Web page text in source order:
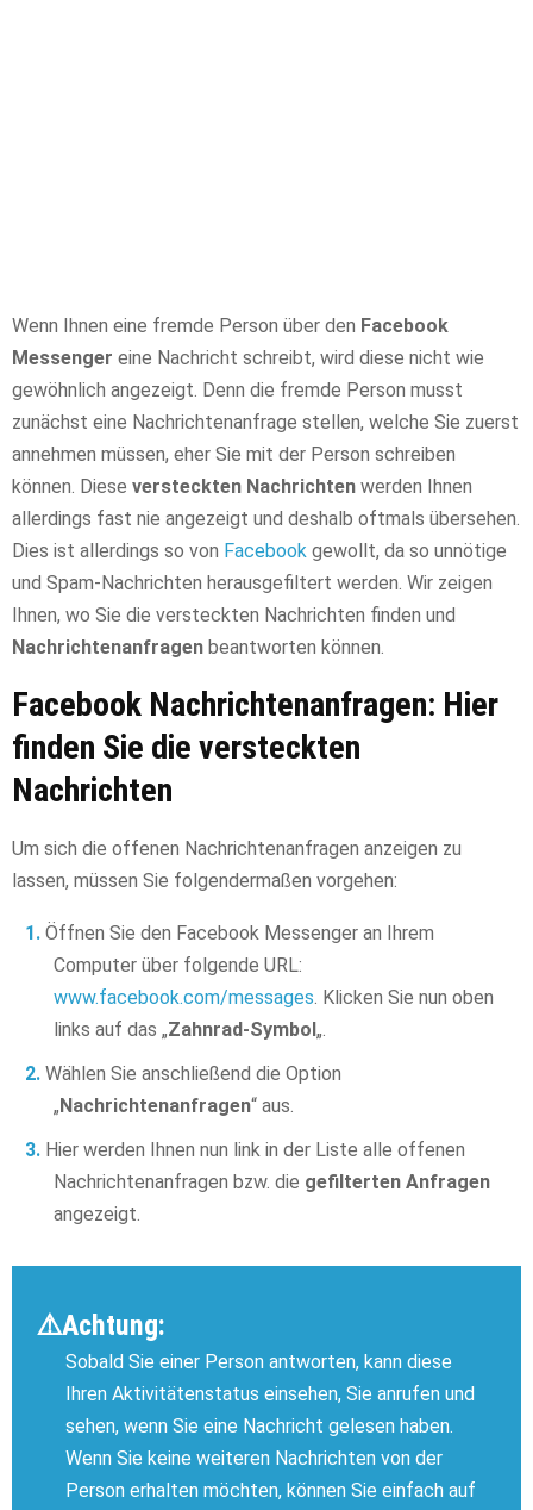
Wenn Ihnen eine fremde Person über den Facebook
Messenger eine Nachricht schreibt, wird diese nicht wie
gewöhnlich angezeigt. Denn die fremde Person musst
zunächst eine Nachrichtenanfrage stellen, welche Sie zuerst
annehmen müssen, eher Sie mit der Person schreiben
können. Diese versteckten Nachrichten werden Ihnen
allerdings fast nie angezeigt und deshalb oftmals übersehen.
Dies ist allerdings so von Facebook gewollt, da so unnötige
und Spam-Nachrichten herausgefiltert werden. Wir zeigen
Ihnen, wo Sie die versteckten Nachrichten finden und
Nachrichtenanfragen beantworten können.
Facebook Nachrichtenanfragen: Hier
finden Sie die versteckten
Nachrichten
Um sich die offenen Nachrichtenanfragen anzeigen zu
lassen, müssen Sie folgendermaßen vorgehen:
Öffnen Sie den Facebook Messenger an Ihrem
Computer über folgende URL:
www.facebook.com/messages. Klicken Sie nun oben
links auf das „Zahnrad-Symbol „.
Wählen Sie anschließend die Option
„ Nachrichtenanfragen“ aus.
Hier werden Ihnen nun link in der Liste alle offenen
Nachrichtenanfragen bzw. die gefilterten Anfragen
angezeigt.
⚠️Achtung:
Sobald Sie einer Person antworten, kann diese
Ihren Aktivitätenstatus einsehen, Sie anrufen und
sehen, wenn Sie eine Nachricht gelesen haben.
Wenn Sie keine weiteren Nachrichten von der
Person erhalten möchten, können Sie einfach auf